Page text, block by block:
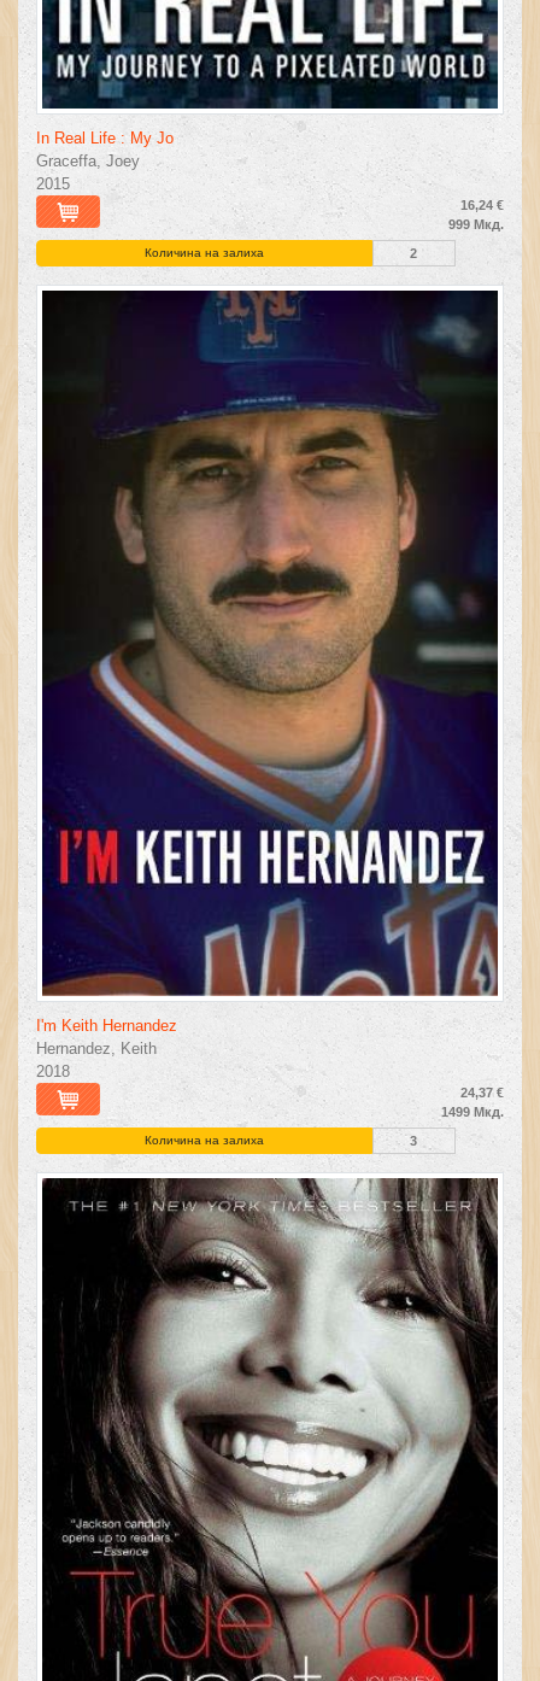
In Real Life : My Jo
Graceffa, Joey
2015
16,24 €
999 Мкд.
Количина на залиха 2
I'm Keith Hernandez
Hernandez, Keith
2018
24,37 €
1499 Мкд.
Количина на залиха 3